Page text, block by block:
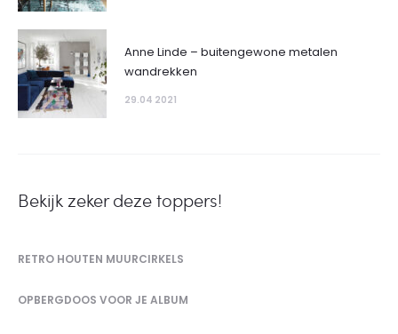
Anne Linde – buitengewone metalen
wandrekken
29.04 2021
Bekijk zeker deze toppers!
RETRO HOUTEN MUURCIRKELS
OPBERGDOOS VOOR JE ALBUM